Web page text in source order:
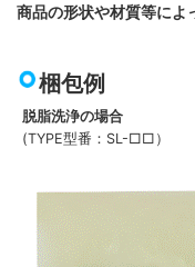
商品の形状や材質等によ
梱包例
脱脂洗浄の場合
(TYPE型番：SL-□□）